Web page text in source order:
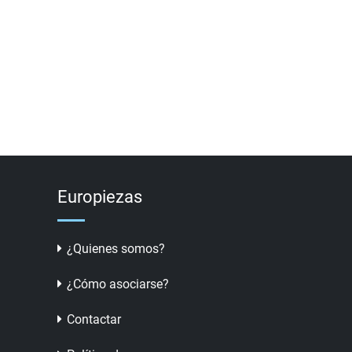
Europiezas
¿Quienes somos?
¿Cómo asociarse?
Contactar